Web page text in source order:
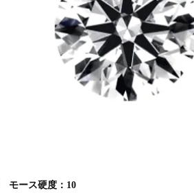
モース硬度：10